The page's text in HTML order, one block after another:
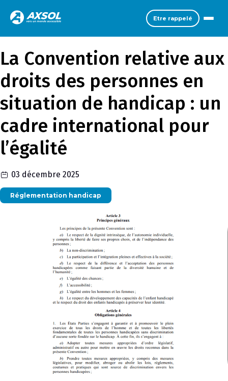
Etre rappelé
La Convention relative aux
droits des personnes en
situation de handicap : un
cadre international pour
l’égalité
03 décembre 2025
Réglementation handicap